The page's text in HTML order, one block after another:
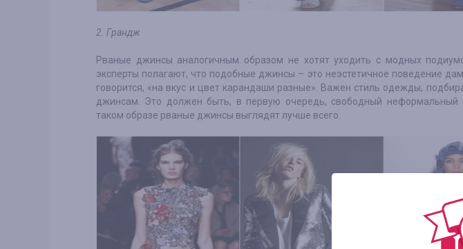
2. Грандж
Рваные джинсы аналогичным образом не хотят уходить с модных
эксперты полагают, что подобные джинсы – это неэстетичное поведение
говорится, «на вкус и цвет карандаши разные». Важен стиль одежды,
джинсам. Это должен быть, в первую очередь, свободный неформальный
таком образе рваные джинсы выглядят лучше всего.